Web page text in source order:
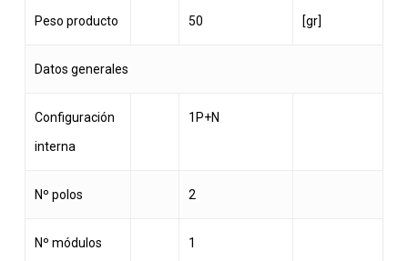
Peso producto 50 [gr]
Datos generales
Configuración
interna
1P+N
Nº polos 2
Nº módulos
1